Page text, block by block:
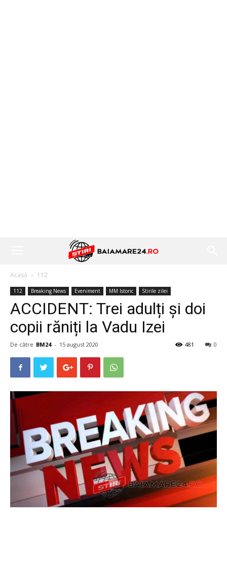
Acasă 112
112 Breaking News Eveniment MM Istoric Stirile zilei
ACCIDENT: Trei adulți și doi
copii răniți la Vadu Izei
De către BM24 - 15 august 2020 0
481